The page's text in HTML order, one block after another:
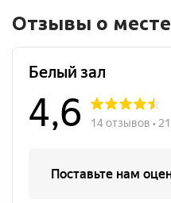
Отзывы о месте